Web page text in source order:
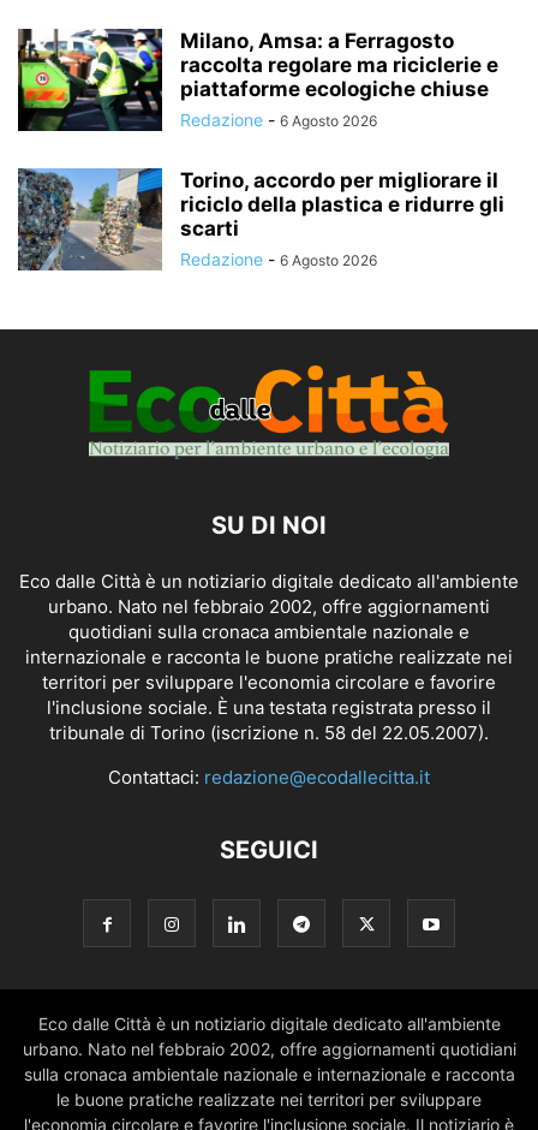
Milano, Amsa: a Ferragosto
raccolta regolare ma riciclerie e
piattaforme ecologiche chiuse
Redazione - 6 Agosto 2026
Torino, accordo per migliorare il
riciclo della plastica e ridurre gli
scarti
Redazione - 6 Agosto 2026
SU DI NOI
Eco dalle Città è un notiziario digitale dedicato all'ambiente
urbano. Nato nel febbraio 2002, offre aggiornamenti
quotidiani sulla cronaca ambientale nazionale e
internazionale e racconta le buone pratiche realizzate nei
territori per sviluppare l'economia circolare e favorire
l'inclusione sociale. È una testata registrata presso il
tribunale di Torino (iscrizione n. 58 del 22.05.2007).
Contattaci: redazione@ecodallecitta.it
SEGUICI
Eco dalle Città è un notiziario digitale dedicato all'ambiente
urbano. Nato nel febbraio 2002, offre aggiornamenti quotidiani
sulla cronaca ambientale nazionale e internazionale e racconta
le buone pratiche realizzate nei territori per sviluppare
l'economia circolare e favorire l'inclusione sociale. Il notiziario è